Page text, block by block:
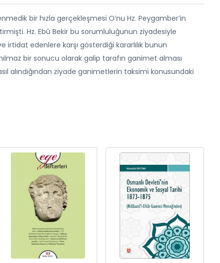
bir hızla gerçekleşmesi O’nu Hz. Peygamber’in
Hz. Ebû Bekir bu sorumluluğunun ziyadesiyle
edenlere karşı gösterdiği kararlılık bunun
bir sonucu olarak galip tarafın ganimet alması
alındığından ziyade ganimetlerin taksimi konusundaki